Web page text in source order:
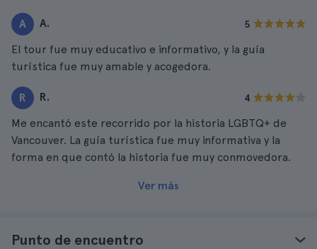
A A. 5
El tour fue muy educativo e informativo, y la guía
turística fue muy amable y acogedora.
R R. 4
Me encantó este recorrido por la historia LGBTQ+ de
Vancouver. La guía turística fue muy informativa y la
forma en que contó la historia fue muy conmovedora.
Ver más
Punto de encuentro